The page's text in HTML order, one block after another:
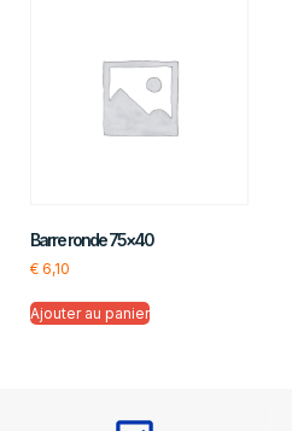
Barre ronde 75×40
€ 6,10
Ajouter au panier